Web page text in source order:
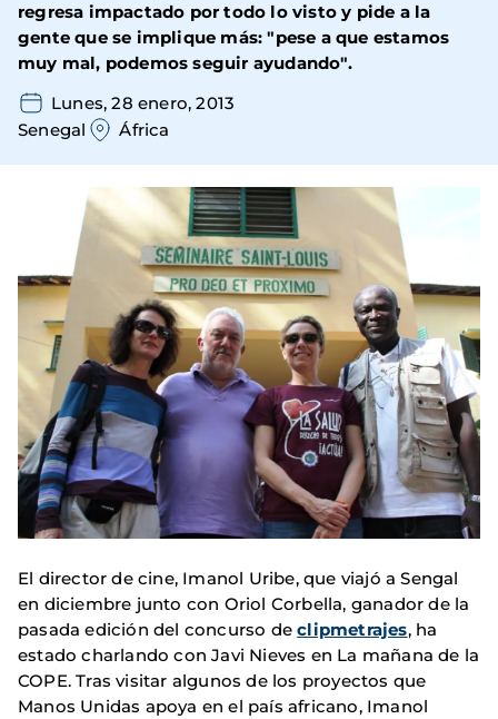
regresa impactado por todo lo visto y pide a la
gente que se implique más: "pese a que estamos
muy mal, podemos seguir ayudando".
Lunes, 28 enero, 2013
Senegal
África
El director de cine, Imanol Uribe, que viajó a Sengal
en diciembre junto con Oriol Corbella, ganador de la
pasada edición del concurso declipmetrajes, ha
estado charlando con Javi Nieves en La mañana de la
COPE. Tras visitar algunos de los proyectos que
Manos Unidas apoya en el país africano, Imanol